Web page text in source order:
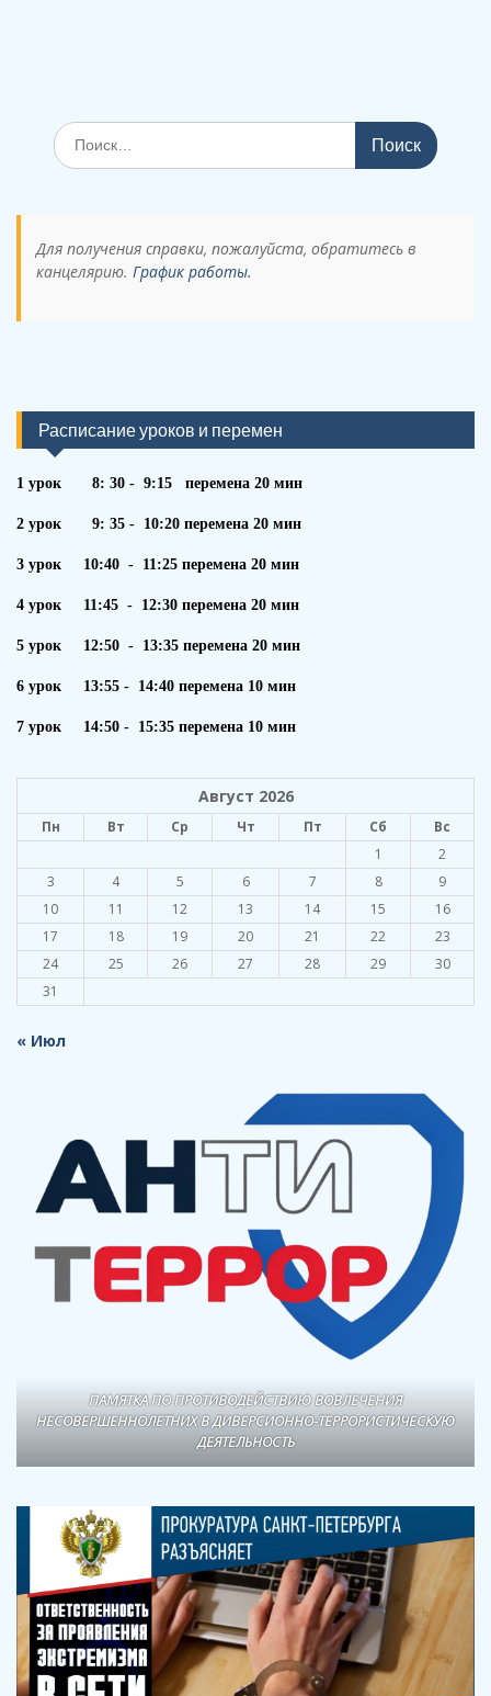
Поиск
по:
Для получения справки, пожалуйста, обратитесь в
канцелярию. График работы.
Расписание уроков и перемен
1 урок 8: 30 - 9:15 перемена 20 мин
2 урок 9: 35 - 10:20 перемена 20 мин
3 урок 10:40 - 11:25 перемена 20 мин
4 урок 11:45 - 12:30 перемена 20 мин
5 урок 12:50 - 13:35 перемена 20 мин
6 урок 13:55 - 14:40 перемена 10 мин
7 урок 14:50 - 15:35 перемена 10 мин
Август 2026
Пн Вт Ср Чт Пт Сб
Вс
1
2
3
4 5 6 7 8
9
10
11 12 13 14 15
16
17
18 19 20 21 22
23
24
25 26 27 28 29
30
31
« Июл
ПАМЯТКА ПО ПРОТИВОДЕЙСТВИЮ ВОВЛЕЧЕНИЯ
НЕСОВЕРШЕННОЛЕТНИХ В ДИВЕРСИОННО-ТЕРРОРИСТИЧЕСКУЮ
ДЕЯТЕЛЬНОСТЬ